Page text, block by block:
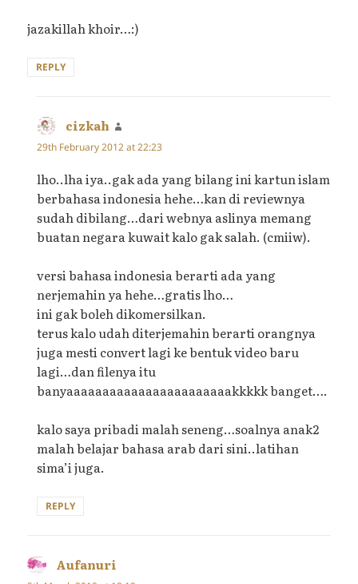
jazakillah khoir…:)
REPLY
cizkah
29th February 2012 at 22:23
lho..lha iya..gak ada yang bilang ini kartun islam
berbahasa indonesia hehe…kan di reviewnya
sudah dibilang…dari webnya aslinya memang
buatan negara kuwait kalo gak salah. (cmiiw).
versi bahasa indonesia berarti ada yang
nerjemahin ya hehe…gratis lho…
ini gak boleh dikomersilkan.
terus kalo udah diterjemahin berarti orangnya
juga mesti convert lagi ke bentuk video baru
lagi…dan filenya itu
banyaaaaaaaaaaaaaaaaaaaaaaakkkkk banget….
kalo saya pribadi malah seneng…soalnya anak2
malah belajar bahasa arab dari sini..latihan
sima’i juga.
REPLY
Aufanuri